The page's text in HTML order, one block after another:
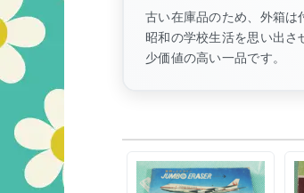
古い在庫品のため、外箱は
昭和の学校生活を思い出
少価値の高い一品です。